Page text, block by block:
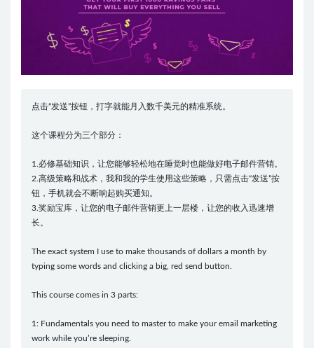
点击“发送”按钮，打字就能月入数千美元的精准系统。
这个课程分为三个部分：
1.必修基础知识，让您能够轻松地在睡觉时也能做好电子邮件营销。
2.高级策略和战术，我和我的学生使用这些策略，只需点击“发送”按
钮，手机就会不断响起购买通知。
3.奖励宝库，让您的电子邮件营销更上一层楼，让您的收入迅速增
长。
The exact system I use to make thousands of dollars a month by
typing some words and clicking a big, red send button.
This course comes in 3 parts:
1: Fundamentals you need to master to make your email marketing
work while you’re sleeping.